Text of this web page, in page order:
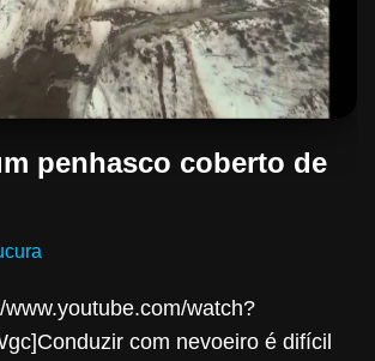
penhasco coberto de
watch?
com nevoeiro é difícil